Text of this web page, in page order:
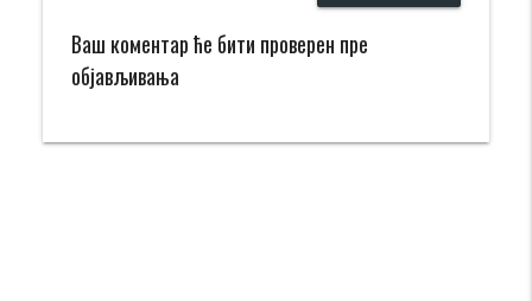
Ваш коментар ће бити проверен пре
објављивања